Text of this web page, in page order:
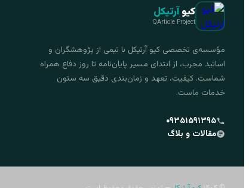
کیوآرتیکل
QArticle Project
مؤسسه‌ی تخصصی کیو آرتیکل با تیمی از پژوهشگران و
اساتید مجرب، از ابتدای مسیر پایان‌نامه تا روز دفاع همراه
شماست. کیفیت، تعهد و زمان‌بندی دقیق سه ستون
خدمات ماست.
۰۹۳۵۱۵۹۱۳۹۵
مقالات و بلاگ